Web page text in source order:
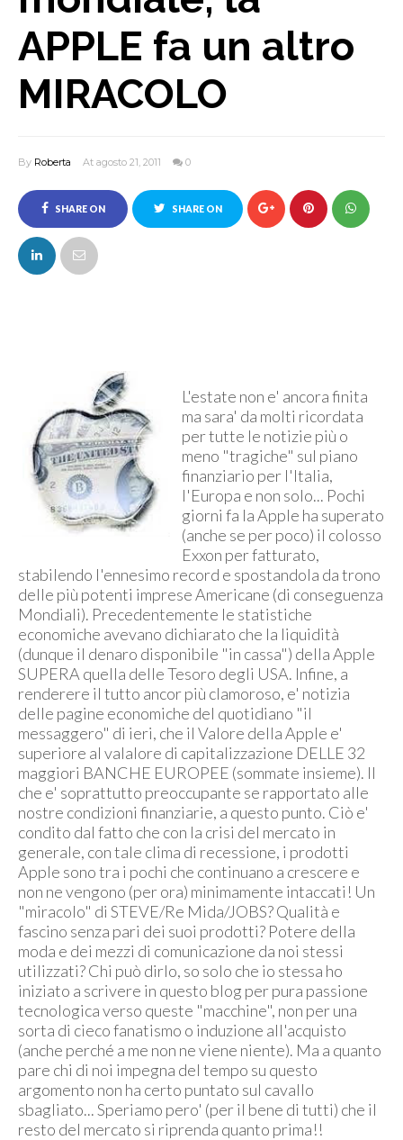
APPLE fa un altro
MIRACOLO
By Roberta At agosto 21, 2011 0
SHARE ON
FACEBOOK
SHARE ON
L'estate non e' ancora finita
ma sara' da molti ricordata
per tutte le notizie più o
meno "tragiche" sul piano
finanziario per l'Italia,
l'Europa e non solo... Pochi
giorni fa la Apple ha superato
(anche se per poco) il colosso
Exxon per fatturato,
stabilendo l'ennesimo record e spostandola da trono
delle più potenti imprese Americane (di conseguenza
Mondiali). Precedentemente le statistiche
economiche avevano dichiarato che la liquidità
(dunque il denaro disponibile "in cassa") della Apple
SUPERA quella delle Tesoro degli USA. Infine, a
renderere il tutto ancor più clamoroso, e' notizia
delle pagine economiche del quotidiano "il
messaggero" di ieri, che il Valore della Apple e'
superiore al valalore di capitalizzazione DELLE 32
maggiori BANCHE EUROPEE (sommate insieme). Il
che e' soprattutto preoccupante se rapportato alle
nostre condizioni finanziarie, a questo punto. Ciò e'
condito dal fatto che con la crisi del mercato in
generale, con tale clima di recessione, i prodotti
Apple sono tra i pochi che continuano a crescere e
non ne vengono (per ora) minimamente intaccati! Un
"miracolo" di STEVE/Re Mida/JOBS? Qualità e
fascino senza pari dei suoi prodotti? Potere della
moda e dei mezzi di comunicazione da noi stessi
utilizzati? Chi può dirlo, so solo che io stessa ho
iniziato a scrivere in questo blog per pura passione
tecnologica verso queste "macchine", non per una
sorta di cieco fanatismo o induzione all'acquisto
(anche perché a me non ne viene niente). Ma a quanto
pare chi di noi impegna del tempo su questo
argomento non ha certo puntato sul cavallo
sbagliato... Speriamo pero' (per il bene di tutti) che il
resto del mercato si riprenda quanto prima!!